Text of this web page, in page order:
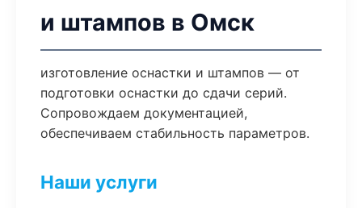
и штампов в Омск
изготовление оснастки и штампов — от
подготовки оснастки до сдачи серий.
Сопровождаем документацией,
обеспечиваем стабильность параметров.
Наши услуги